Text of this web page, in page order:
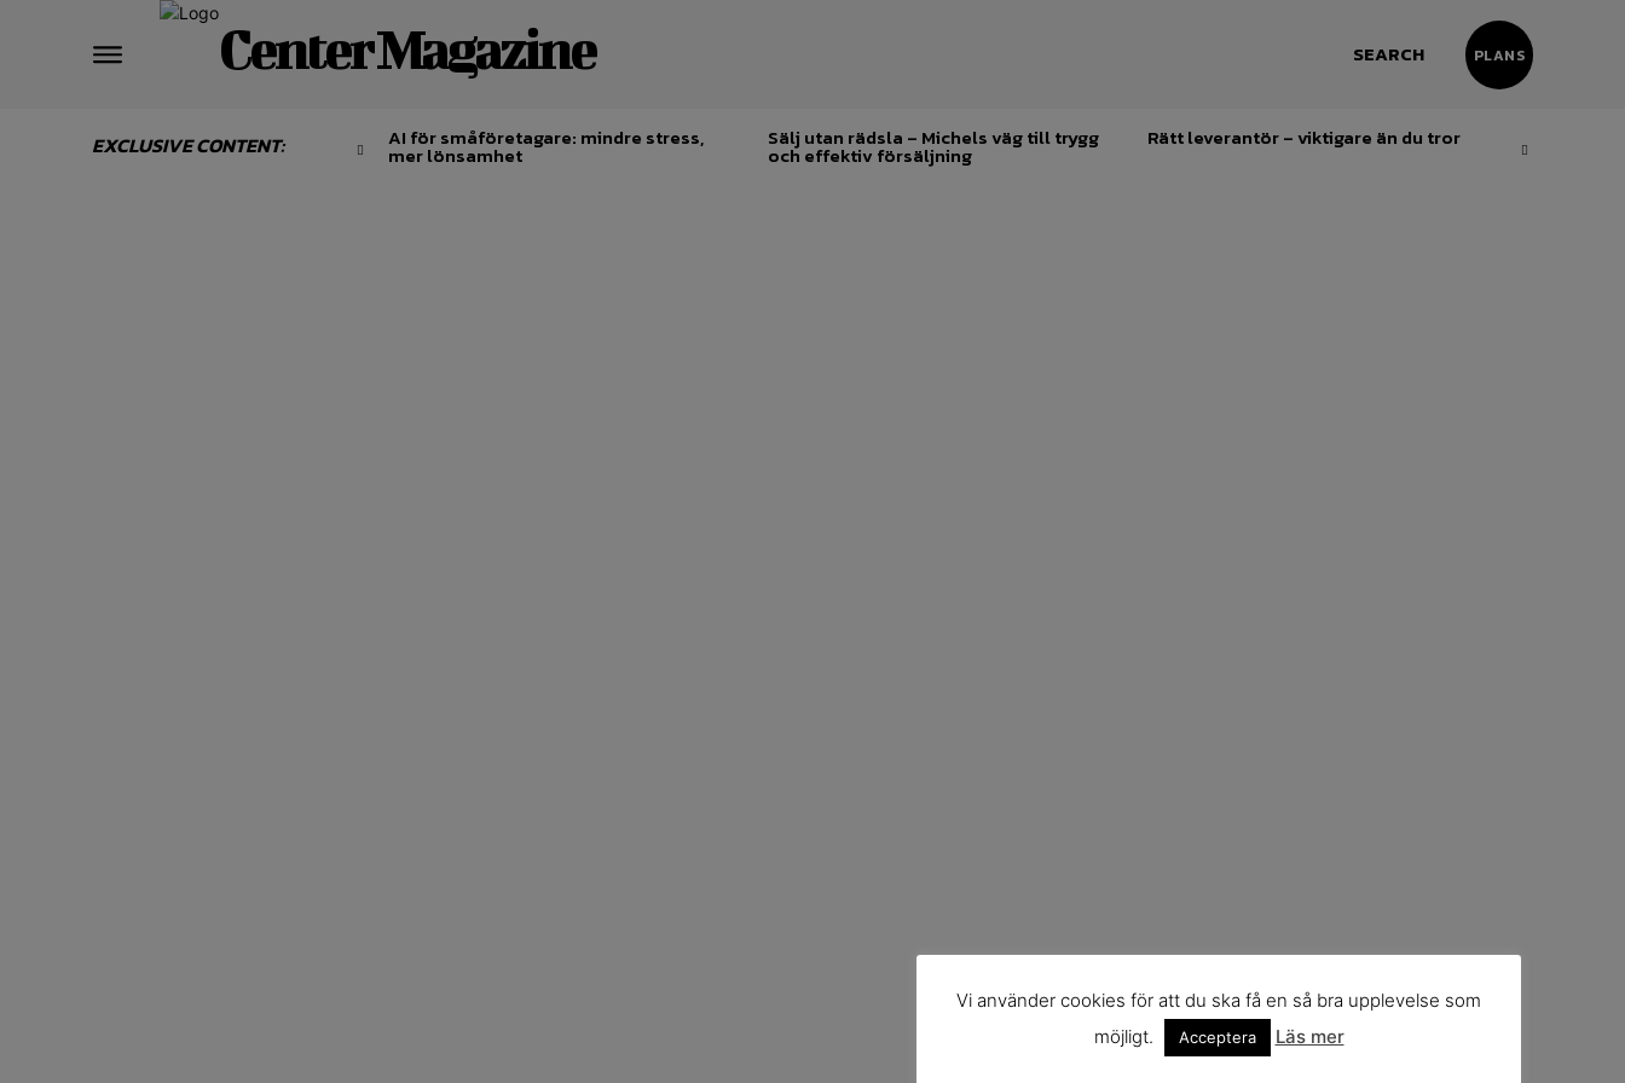
Center Magazine SEARCH PLANS
EXCLUSIVE CONTENT: AI för småföretagare: mindre stress,
mer lönsamhet
Sälj utan rädsla – Michels väg till trygg
och effektiv försäljning
Rätt leverantör – viktigare än du tror
Vi använder cookies för att du ska få en så bra upplevelse som
möjligt.
Acceptera Läs mer